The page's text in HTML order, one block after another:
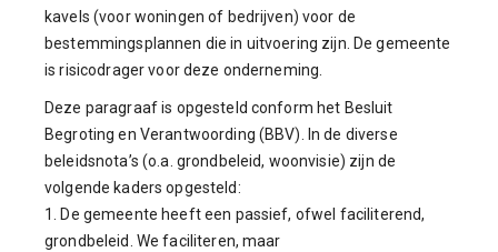
kavels (voor woningen of bedrijven) voor de
bestemmingsplannen die in uitvoering zijn. De gemeente
is risicodrager voor deze onderneming.
Deze paragraaf is opgesteld conform het Besluit
Begroting en Verantwoording (BBV). In de diverse
beleidsnota’s (o.a. grondbeleid, woonvisie) zijn de
volgende kaders opgesteld:
1. De gemeente heeft een passief, ofwel faciliterend,
grondbeleid. We faciliteren, maar